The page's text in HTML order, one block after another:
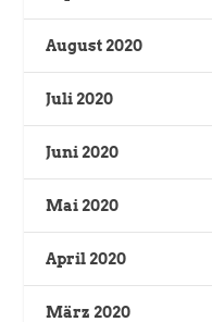
August 2020
Juli 2020
Juni 2020
Mai 2020
April 2020
März 2020